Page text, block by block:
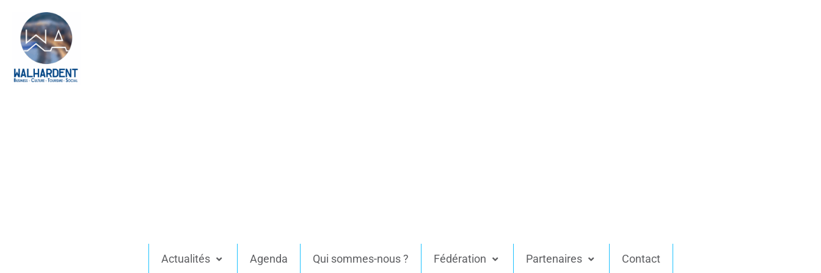
Actualités Agenda Qui sommes-nous ? Fédération Partenaires Contact